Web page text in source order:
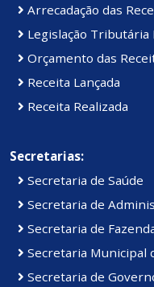
Arrecadação das
Legislação Tributária
Orçamento das
Receita Lançada
Receita Realizada
Secretarias:
Secretaria de Saúde
Secretaria de
Secretaria de
Secretaria Municipal
Secretaria de